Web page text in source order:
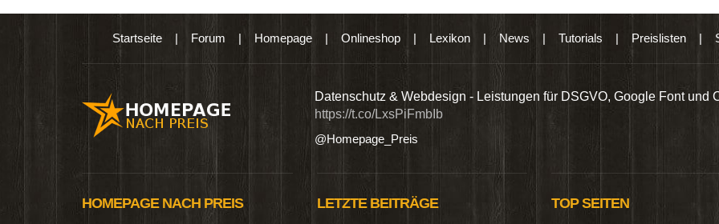
Startseite| Forum | Homepage| Onlineshop| Lexikon| News | Tutorials | Preislisten|
Produkten wie Ebooks & DVDs.… Datenschutz & Webdesign - Leistungen für DSGVO, Google Font und
https://t.co/LxsPiFmbIb
@Homepage_Preis
HOMEPAGE NACH PREIS
LETZTE BEITRÄGE TOP SEITEN